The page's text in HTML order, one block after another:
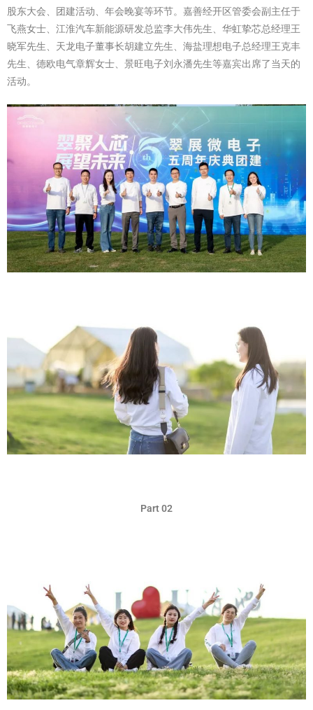
股东大会、团建活动、年会晚宴等环节。嘉善经开区管委会副主任于
飞燕女士、江淮汽车新能源研发总监李大伟先生、华虹挚芯总经理王
晓军先生、天龙电子董事长胡建立先生、海盐理想电子总经理王克丰
先生、德欧电气章辉女士、景旺电子刘永潘先生等嘉宾出席了当天的
活动。
Part 02